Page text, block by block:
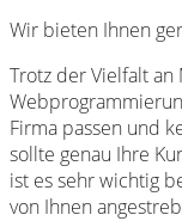
Wir bieten Ihnen
Trotz der Vielfalt
Firma passen und
sollte genau Ihre
ist es sehr wichtig
von Ihnen